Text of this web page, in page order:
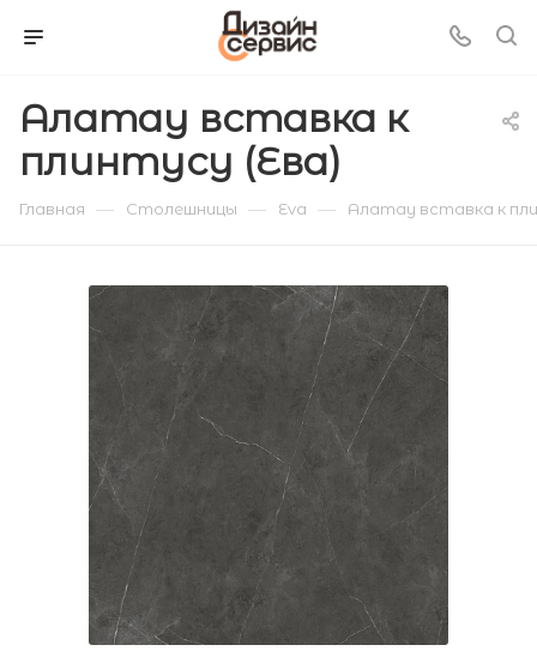
Алатау вставка к
плинтусу (Ева)
Главная — Столешницы — Eva — Алатау вставка к